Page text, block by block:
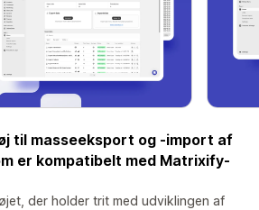
til masseeksport og -import af
er kompatibelt med Matrixify-
der holder trit med udviklingen af